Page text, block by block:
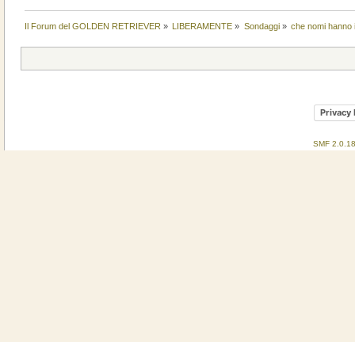
Il Forum del GOLDEN RETRIEVER » LIBERAMENTE » Sondaggi» che nomi hanno
Privacy
SMF 2.0.18